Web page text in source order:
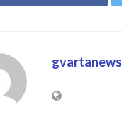
gvartanews